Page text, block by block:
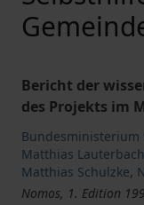
Bericht der
des Projekts im
Matthias Lauterbach
Matthias Schulzke,
Nomos, 1. Edition